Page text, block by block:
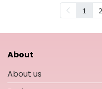
1 2
About
About us